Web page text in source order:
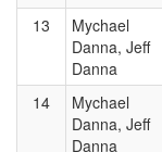
13
Mychael
Danna, Jeff
Danna
14
Mychael
Danna, Jeff
Danna